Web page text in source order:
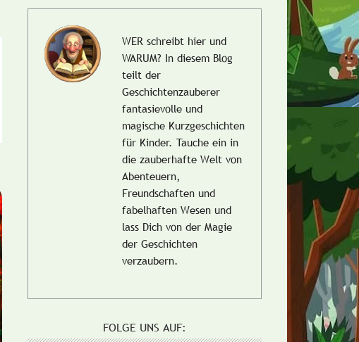
WER schreibt hier und
WARUM? In diesem Blog
teilt der
Geschichtenzauberer
fantasievolle und
magische Kurzgeschichten
für Kinder. Tauche ein in
die zauberhafte Welt von
Abenteuern,
Freundschaften und
fabelhaften Wesen und
lass Dich von der Magie
der Geschichten
verzaubern.
FOLGE UNS AUF: